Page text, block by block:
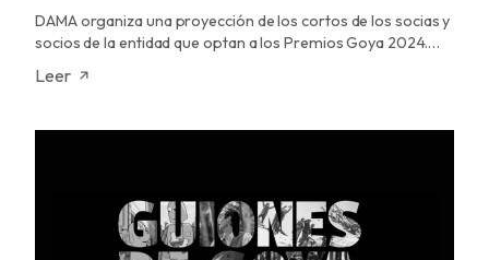
DAMA organiza una proyección de los cortos de los socias y
socios de la entidad que optan a los Premios Goya 2024.…
Leer